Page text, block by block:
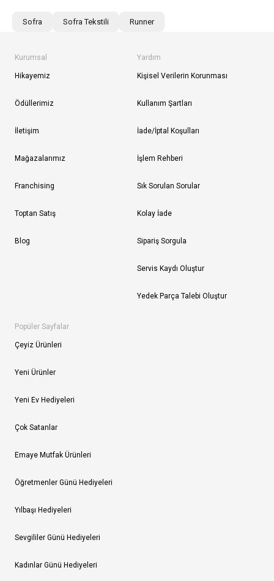
Sofra Sofra Tekstili Runner
Kurumsal
Hikayemiz
Ödüllerimiz
İletişim
Mağazalarımız
Franchising
Toptan Satış
Blog
Yardım
Kişisel Verilerin Korunması
Kullanım Şartları
İade/İptal Koşulları
İşlem Rehberi
Sık Sorulan Sorular
Kolay İade
Sipariş Sorgula
Servis Kaydı Oluştur
Yedek Parça Talebi Oluştur
Popüler Sayfalar
Çeyiz Ürünleri
Yeni Ürünler
Yeni Ev Hediyeleri
Çok Satanlar
Emaye Mutfak Ürünleri
Öğretmenler Günü Hediyeleri
Yılbaşı Hediyeleri
Sevgililer Günü Hediyeleri
Kadınlar Günü Hediyeleri